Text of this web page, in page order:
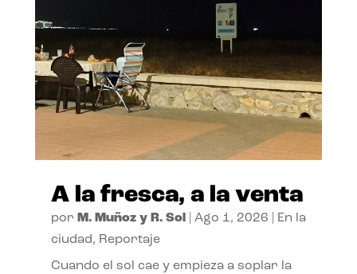
A la fresca, a la venta
por M. Muñoz y R. Sol| Ago 1, 2026
En la
ciudad, Reportaje
Cuando el sol cae y empieza a soplar la